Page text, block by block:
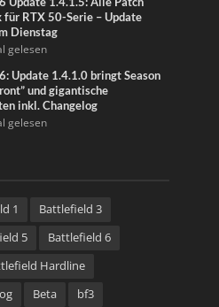
für RTX 50-Serie – Update
Dienstag
gelesen
Update 1.4.1.0 bringt Season
und gigantische
inkl. Changelog
gelesen
1
Battlefield 3
5
Battlefield 6
Hardline
Beta
bf3